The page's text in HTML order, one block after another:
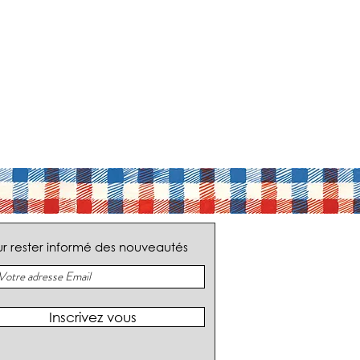
rester informé des nouveautés
Inscrivez vous